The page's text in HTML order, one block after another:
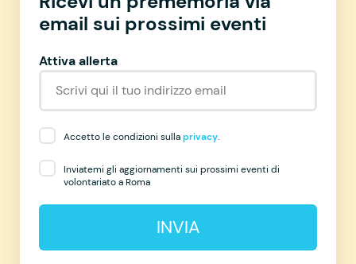
email sui prossimi eventi
Attiva allerta
Accetto le condizioni sullaprivacy.
Inviatemi gli aggiornamenti sui prossimi eventi di
volontariato a Roma
INVIA